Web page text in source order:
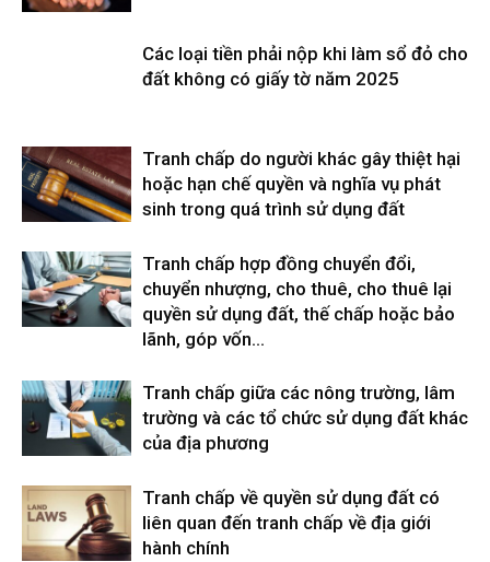
Các loại tiền phải nộp khi làm sổ đỏ cho
đất không có giấy tờ năm 2025
Tranh chấp do người khác gây thiệt hại
hoặc hạn chế quyền và nghĩa vụ phát
sinh trong quá trình sử dụng đất
Tranh chấp hợp đồng chuyển đổi,
chuyển nhượng, cho thuê, cho thuê lại
quyền sử dụng đất, thế chấp hoặc bảo
lãnh, góp vốn...
Tranh chấp giữa các nông trường, lâm
trường và các tổ chức sử dụng đất khác
của địa phương
Tranh chấp về quyền sử dụng đất có
liên quan đến tranh chấp về địa giới
hành chính